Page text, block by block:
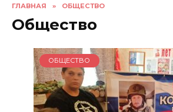
ГЛАВНАЯ » ОБЩЕСТВО
Общество
ОБЩЕСТВО